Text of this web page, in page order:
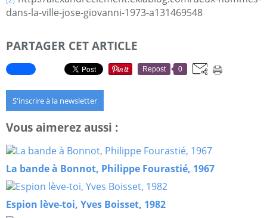
dans-la-ville-jose-giovanni-1973-a131469548
PARTAGER CET ARTICLE
Repost 0
S'inscrire à la newsletter
Vous aimerez aussi :
La bande à Bonnot, Philippe Fourastié, 1967
Espion lève-toi, Yves Boisset, 1982